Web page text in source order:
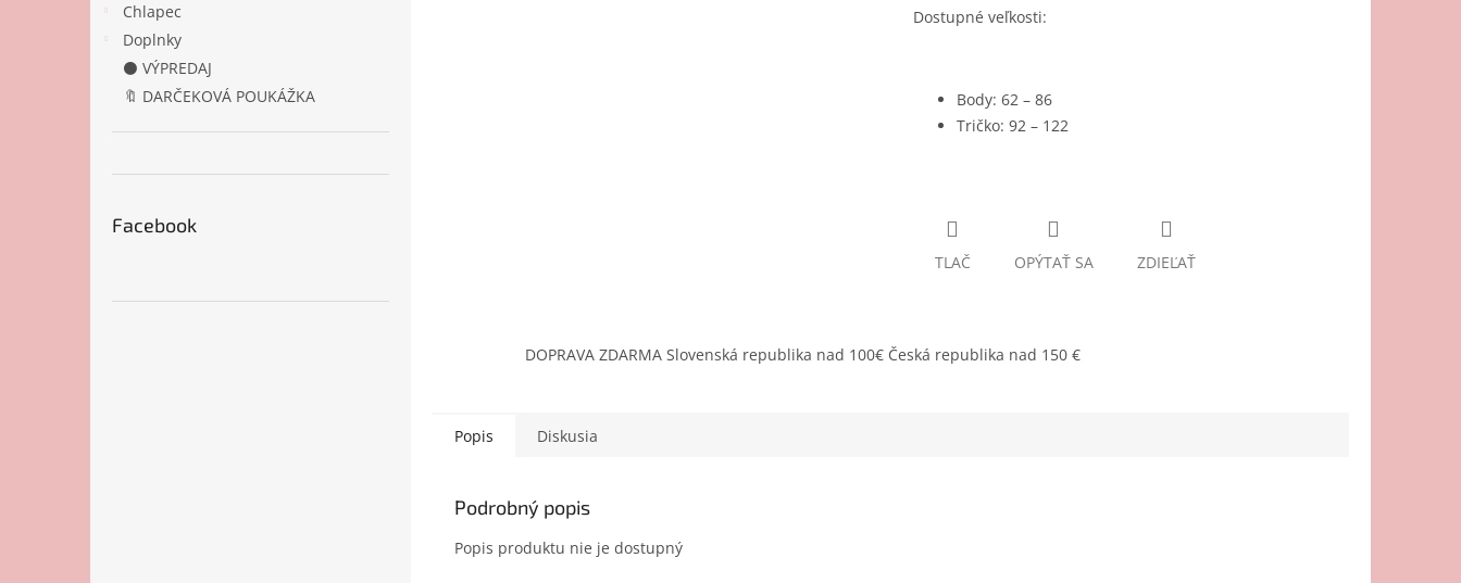
Chlapec
Doplnky
⚫ VÝPREDAJ
🔖 DARČEKOVÁ POUKÁŽKA
Facebook
Dostupné veľkosti:
Body: 62 – 86
Tričko: 92 – 122
TLAČ OPÝTAŤ SA ZDIEĽAŤ
DOPRAVA ZDARMA Slovenská republika nad 100€ Česká republika nad 150 €
Popis Diskusia
Podrobný popis
Popis produktu nie je dostupný